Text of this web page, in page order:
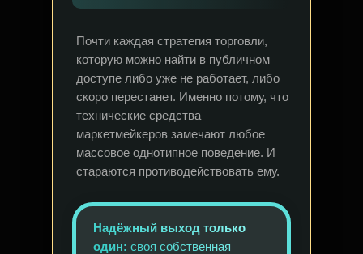
Почти каждая стратегия торговли,
которую можно найти в публичном
доступе либо уже не работает, либо
скоро перестанет. Именно потому, что
технические средства
маркетмейкеров замечают любое
массовое однотипное поведение. И
стараются противодействовать ему.
Надёжный выход только
один: своя собственная